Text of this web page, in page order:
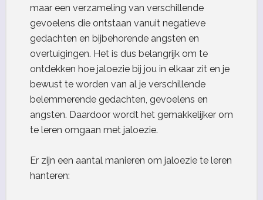
maar een verzameling van verschillende
gevoelens die ontstaan vanuit negatieve
gedachten en bijbehorende angsten en
overtuigingen. Het is dus belangrijk om te
ontdekken hoe jaloezie bij jou in elkaar zit en je
bewust te worden van al je verschillende
belemmerende gedachten, gevoelens en
angsten. Daardoor wordt het gemakkelijker om
te leren omgaan met jaloezie.
Er zijn een aantal manieren om jaloezie te leren
hanteren: